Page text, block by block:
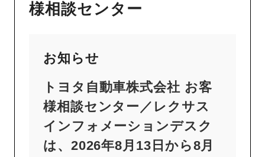
様相談センター
お知らせ
トヨタ自動車株式会社 お客
様相談センター／レクサス
インフォメーションデスク
は、2026年8月13日から8月